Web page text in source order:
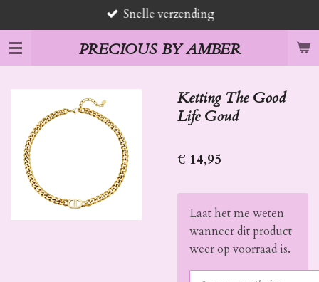
direct
naar
de
hoofdinhoud
PRECIOUS BY AMBER
Snelle verzending
Ketting The Good
Life Goud
€ 14,95
Laat het me weten
wanneer dit product
weer op voorraad is.